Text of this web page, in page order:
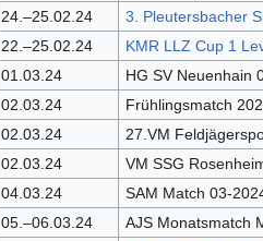
24.–25.02.24
3. Pleutersbacher
22.–25.02.24
KMR LLZ Cup 1
01.03.24
HG SV Neuenhain
02.03.24
Frühlingsmatch
02.03.24
27.VM
02.03.24
VM SSG
04.03.24
SAM Match 03-
05.–06.03.24
AJS Monatsmatch